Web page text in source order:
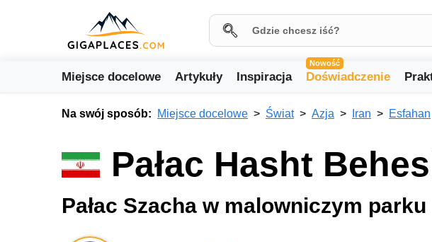
Miejsce docelowe Artykuły Inspiracja
Nowość
Doświadczenie
Na swój sposób: Miejsce docelowe Świat Azja Iran Esfahan
Pałac Hasht
Pałac Szacha w malowniczym parku